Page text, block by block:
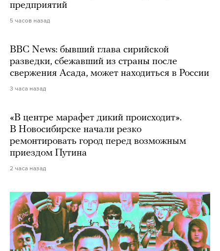
предприятий
5 часов назад
BBC News: бывший глава сирийской
разведки, сбежавший из страны после
свержения Асада, может находиться в России
3 часа назад
«В центре марафет дикий происходит».
В Новосибирске начали резко
ремонтировать город перед возможным
приездом Путина
2 часа назад